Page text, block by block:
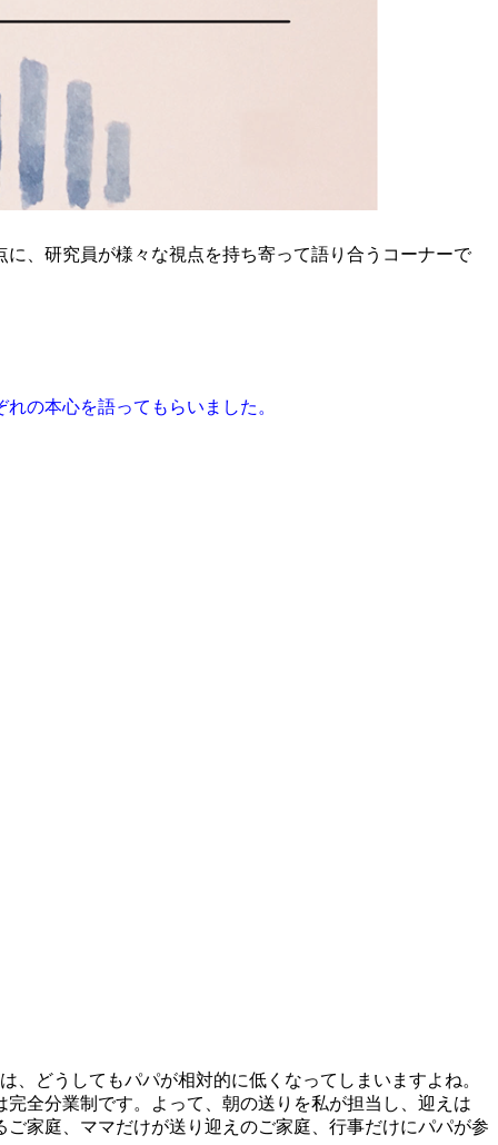
、研究員が様々な視点を持ち寄って語り合うコーナーで
の本心を語ってもらいました。
どうしてもパパが相対的に低くなってしまいますよね。
全分業制です。よって、朝の送りを私が担当し、迎えは
家庭、ママだけが送り迎えのご家庭、行事だけにパパが参